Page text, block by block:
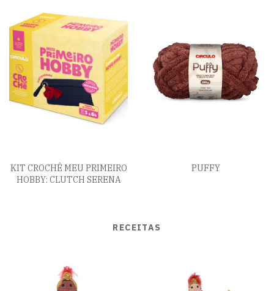
KIT CROCHÊ MEU PRIMEIRO
HOBBY: CLUTCH SERENA
PUFFY
RECEITAS